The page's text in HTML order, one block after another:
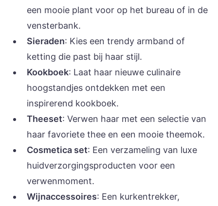
een mooie plant voor op het bureau of in de
vensterbank.
Sieraden: Kies een trendy armband of
ketting die past bij haar stijl.
Kookboek: Laat haar nieuwe culinaire
hoogstandjes ontdekken met een
inspirerend kookboek.
Theeset: Verwen haar met een selectie van
haar favoriete thee en een mooie theemok.
Cosmetica set: Een verzameling van luxe
huidverzorgingsproducten voor een
verwenmoment.
Wijnaccessoires: Een kurkentrekker,